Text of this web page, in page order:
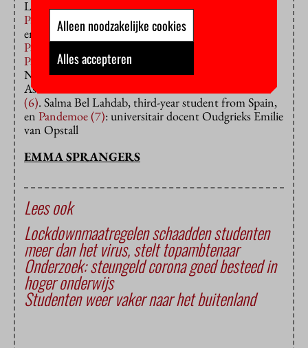
Lees ook:
Pandemoe (1): Gastvrouw Corrie Koning,
en
Pandemoe (2): Student Nathanael Korfker,
Pandemoe (3)
, sportinstructeur Mickey Richards en
Pandemoe (4): Bert Jan Lietaert Peerbolte, hoogleraar
Nieuwe Testament, in het Engels,Pandamn it (5)
Assistant Professor Younes Saramifar en
(6). Salma Bel Lahdab, third-year student from Spain,
en Pandemoe (7): universitair docent Oudgrieks Emilie
van Opstall
EMMA SPRANGERS
Lees ook
Lockdownmaatregelen schaadden studenten
meer dan het virus, stelt topambtenaar
Onderzoek: steungeld corona goed besteed in
hoger onderwijs
Studenten weer vaker naar het buitenland
Alleen noodzakelijke cookies
Alles accepteren